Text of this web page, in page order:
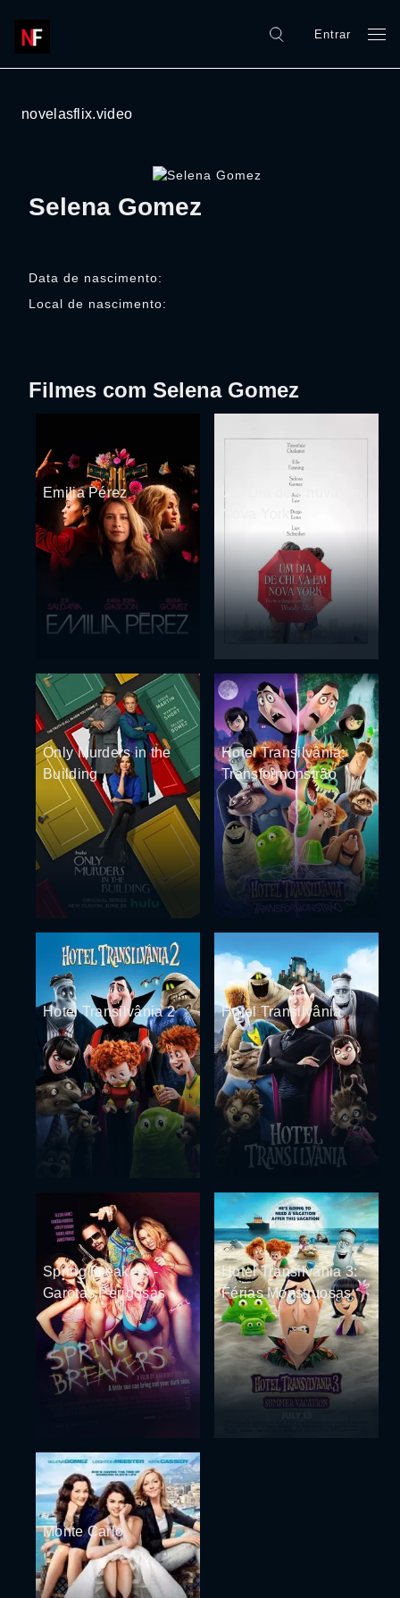
Entrar
novelasflix.video
Selena Gomez
Data de nascimento:
Local de nascimento:
Filmes com Selena Gomez
Emilia Pérez
Um Dia de Chuva em
Nova York
Only Murders in the
Building
Hotel Transilvânia:
Transformonstrão
Hotel Transilvânia 2 Hotel Transilvânia
Spring Breakers -
Garotas Perigosas
Hotel Transilvânia 3:
Férias Monstruosas
Monte Carlo